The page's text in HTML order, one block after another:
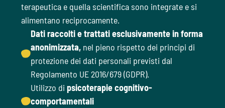
terapeutica e quella scientifica sono integrate e si
alimentano reciprocamente.
Dati raccolti e trattati esclusivamente in forma
anonimizzata,nel pieno rispetto dei principi di
protezione dei dati personali previsti dal
Regolamento UE 2016/679 (GDPR).
Utilizzo di psicoterapie cognitivo-
comportamentali